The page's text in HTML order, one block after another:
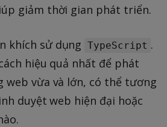
giảm thời gian phát triển.
khích sử dụng TypeScript .
hiệu quả nhất để phát
web vừa và lớn, có thể tương
duyệt web hiện đại hoặc